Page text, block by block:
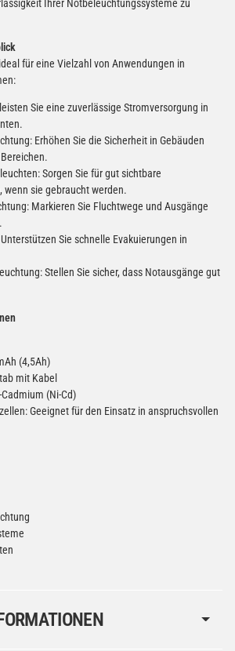
Ihrer Notbeleuchtungssysteme zu
für eine Vielzahl von Anwendungen in
Sie eine zuverlässige Stromversorgung in
Erhöhen Sie die Sicherheit in Gebäuden
Sorgen Sie für gut sichtbare
wenn sie gebraucht werden.
Markieren Sie Fluchtwege und Ausgänge
Sie schnelle Evakuierungen in
Stellen Sie sicher, dass Notausgänge gut
(4,5Ah)
mit Kabel
(Ni-Cd)
Geeignet für den Einsatz in anspruchsvollen